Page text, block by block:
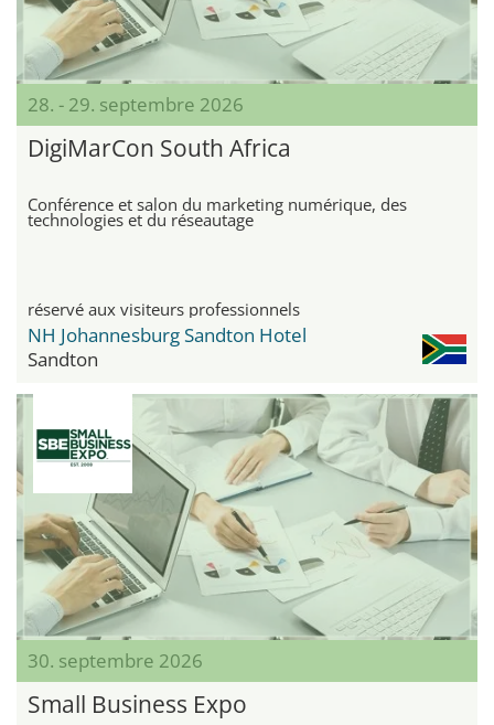
28. - 29. septembre 2026
DigiMarCon South Africa
Conférence et salon du marketing numérique, des
technologies et du réseautage
réservé aux visiteurs professionnels
NH Johannesburg Sandton Hotel
Sandton
30. septembre 2026
Small Business Expo